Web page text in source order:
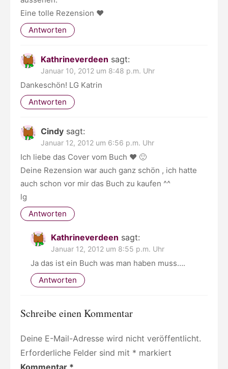
Eine tolle Rezension ♥
Antworten
Kathrineverdeen sagt:
Januar 10, 2012 um 8:48 p.m. Uhr
Dankeschön! LG Katrin
Antworten
Cindy sagt:
Januar 12, 2012 um 6:56 p.m. Uhr
Ich liebe das Cover vom Buch ♥ 🙂
Deine Rezension war auch ganz schön , ich hatte
auch schon vor mir das Buch zu kaufen ^^
lg
Antworten
Kathrineverdeen sagt:
Januar 12, 2012 um 8:55 p.m. Uhr
Ja das ist ein Buch was man haben muss….
Antworten
Schreibe einen Kommentar
Deine E-Mail-Adresse wird nicht veröffentlicht.
Erforderliche Felder sind mit * markiert
Kommentar *